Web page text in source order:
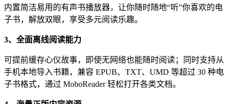
内置简洁易用的有声书播放器，让你随时随地“听”你喜欢的电
子书，解放双眼，享受多元阅读乐趣。
3、全面离线阅读能力
可提前缓存心仪故事，即使无网络也能随时阅读；同时支持从
手机本地导入书籍，兼容 EPUB、TXT、UMD 等超过 30 种电
子书格式，通过 MoboReader 轻松打开各类文档。